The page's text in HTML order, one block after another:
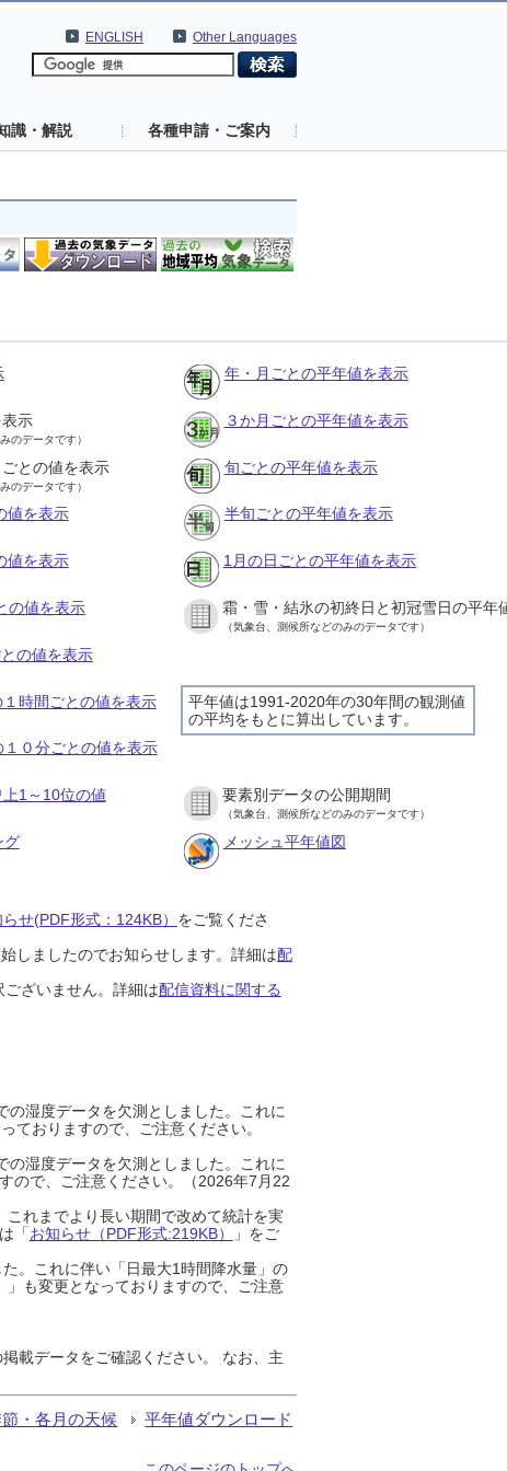
Other Languages
ENGLISH
識・解説 各種申請・ご案内
年・月ごとの平年値を表示
示
のデータです）
３か月ごとの平年値を表示
との値を表示
のデータです）
旬ごとの平年値を表示
値を表示 半旬ごとの平年値を表示
値を表示 1月の日ごとの平年値を表示
の値を表示 霜・雪・結氷の初終日と初冠雪日の平年
（気象台、測候所などのみのデータです）
の値を表示
平年値は1991-2020年の30年間の観測値
の平均をもとに算出しています。
時間ごとの値を表示
０分ごとの値を表示
1～10位の値 要素別データの公開期間
（気象台、測候所などのみのデータです）
グ メッシュ平年値図
せ(PDF形式：124KB） をご覧くださ
しましたのでお知らせします。詳細は配
ざいません。詳細は配信資料に関する
湿度データを欠測としました。これに
ておりますので、ご注意ください。
湿度データを欠測としました。これに
ので、ご注意ください。（2026年7月22
れまでより長い期間で改めて統計を実
「お知らせ（PDF形式:219KB）
」をご
。これに伴い「日最大1時間降水量」の
」も変更となっておりますので、ご注意
載データをご確認ください。 なお、主
・各月の天候 平年値ダウンロード